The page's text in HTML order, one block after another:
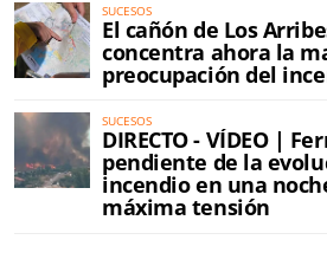
SUCESOS
El cañón de Los
concentra ahora la
preocupación del
SUCESOS
DIRECTO - VÍDEO |
pendiente de la
incendio en una
máxima tensión